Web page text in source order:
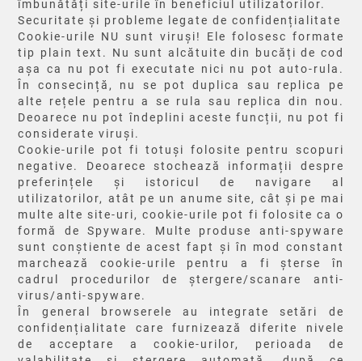
îmbunătăți site-urile în beneficiul utilizatorilor.
Securitate și probleme legate de confidențialitate
Cookie-urile NU sunt viruși! Ele folosesc formate
tip plain text. Nu sunt alcătuite din bucăți de cod
așa ca nu pot fi executate nici nu pot auto-rula.
În consecință, nu se pot duplica sau replica pe
alte rețele pentru a se rula sau replica din nou.
Deoarece nu pot îndeplini aceste funcții, nu pot fi
considerate viruși.
Cookie-urile pot fi totuși folosite pentru scopuri
negative. Deoarece stochează informații despre
preferințele și istoricul de navigare al
utilizatorilor, atât pe un anume site, cât și pe mai
multe alte site-uri, cookie-urile pot fi folosite ca o
formă de Spyware. Multe produse anti-spyware
sunt conștiente de acest fapt și în mod constant
marchează cookie-urile pentru a fi șterse în
cadrul procedurilor de ștergere/scanare anti-
virus/anti-spyware.
În general browserele au integrate setări de
confidențialitate care furnizează diferite nivele
de acceptare a cookie-urilor, perioada de